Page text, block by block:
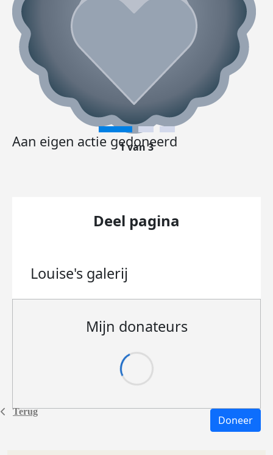
Terug
Aan eigen actie gedoneerd
1 van 3
Deel pagina
Louise's galerij
Mijn donateurs
Doneer